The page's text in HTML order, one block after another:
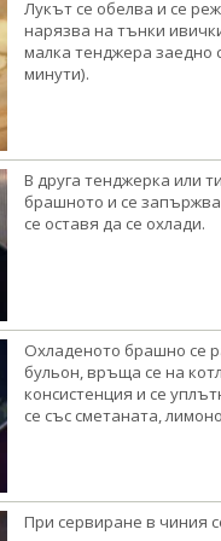
Лукът се обелва и се
нарязва на тънки
малка тенджера заедно
минути).
В друга тенджерка или
брашното и се запържва
се оставя да се охлади.
Охладеното брашно се
бульон, връща се на
консистенция и се
се със сметаната,
При сервиране в чиния